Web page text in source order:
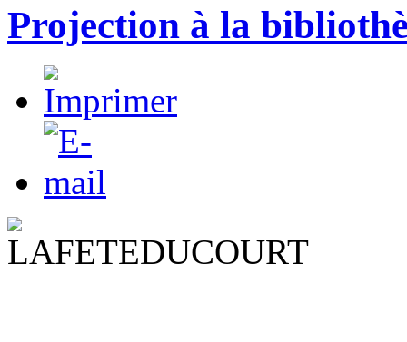
Projection à la